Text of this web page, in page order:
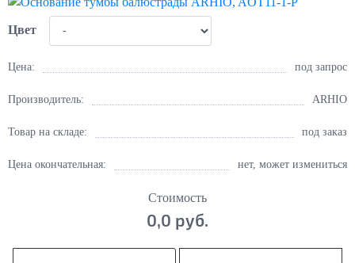
Цвет
Цена: под запрос
Производитель: ARHIO
Товар на складе: под заказ
Цена окончательная: нет, может измениться
Стоимость
0,0 руб.